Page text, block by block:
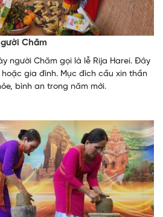
Chăm
người Chăm gọi là lễ Rija Harei. Đây
gia đình. Mục đích cầu xin thần
bình an trong năm mới.